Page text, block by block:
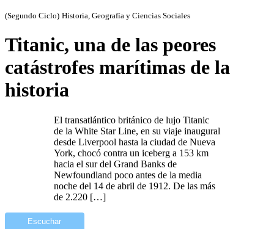
(Segundo Ciclo) Historia, Geografía y Ciencias Sociales
Titanic, una de las peores
catástrofes marítimas de la
historia
El transatlántico británico de lujo Titanic
de la White Star Line, en su viaje inaugural
desde Liverpool hasta la ciudad de Nueva
York, chocó contra un iceberg a 153 km
hacia el sur del Grand Banks de
Newfoundland poco antes de la media
noche del 14 de abril de 1912. De las más
de 2.220 […]
Escuchar